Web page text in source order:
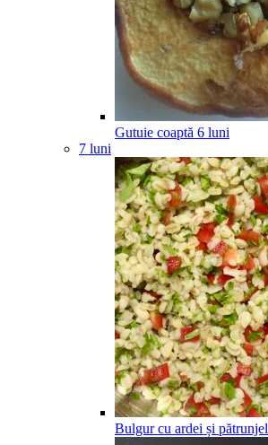
Gutuie coaptă 6 luni
7 luni
Bulgur cu ardei și pătrunjel